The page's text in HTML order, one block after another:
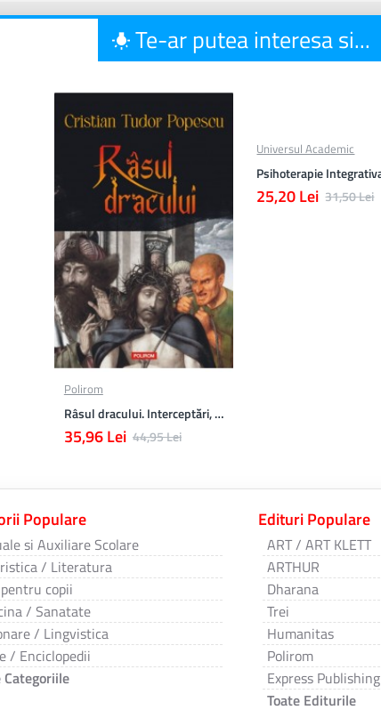
Te-ar putea interesa si...
Polirom
Râsul dracului. Interceptări, informaţii desecretizate, autodenunţuri
35,96 Lei 44,95 Lei
Universul Academic
25,20 Lei 31,50 Lei
Populare
si Auxiliare Scolare
/ Literatura
copii
/ Sanatate
/ Lingvistica
/ Enciclopedii
Categoriile
Edituri Populare
ART / ART KLETT
ARTHUR
Dharana
Trei
Humanitas
Polirom
Express Publishing
Toate Editurile